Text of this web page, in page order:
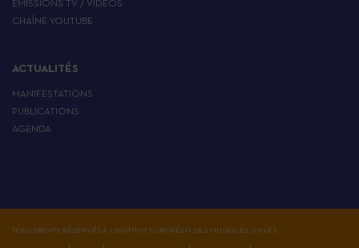
ÉMISSIONS TV / VIDÉOS
CHAÎNE YOUTUBE
ACTUALITÉS
MANIFESTATIONS
PUBLICATIONS
AGENDA
TOUS DROITS RÉSERVÉS À L'INSTITUT EUROPÉEN DES MUSIQUES JUIVES